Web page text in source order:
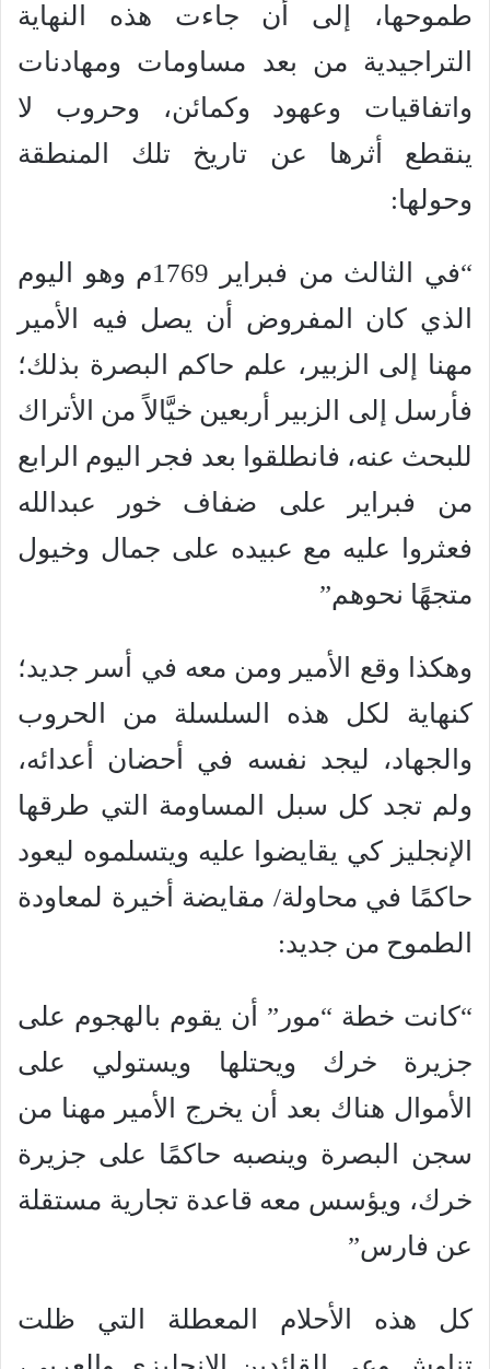
طموحها، إلى أن جاءت هذه النهاية
التراجيدية من بعد مساومات ومهادنات
واتفاقيات وعهود وكمائن، وحروب لا
ينقطع أثرها عن تاريخ تلك المنطقة
وحولها:
“في الثالث من فبراير 1769م وهو اليوم
الذي كان المفروض أن يصل فيه الأمير
مهنا إلى الزبير، علم حاكم البصرة بذلك؛
فأرسل إلى الزبير أربعين خيَّالاً من الأتراك
للبحث عنه، فانطلقوا بعد فجر اليوم الرابع
من فبراير على ضفاف خور عبدالله
فعثروا عليه مع عبيده على جمال وخيول
متجهًا نحوهم”
وهكذا وقع الأمير ومن معه في أسر جديد؛
كنهاية لكل هذه السلسلة من الحروب
والجهاد، ليجد نفسه في أحضان أعدائه،
ولم تجد كل سبل المساومة التي طرقها
الإنجليز كي يقايضوا عليه ويتسلموه ليعود
حاكمًا في محاولة/ مقايضة أخيرة لمعاودة
الطموح من جديد:
“كانت خطة “مور” أن يقوم بالهجوم على
جزيرة خرك ويحتلها ويستولي على
الأموال هناك بعد أن يخرج الأمير مهنا من
سجن البصرة وينصبه حاكمًا على جزيرة
خرك، ويؤسس معه قاعدة تجارية مستقلة
عن فارس”
كل هذه الأحلام المعطلة التي ظلت